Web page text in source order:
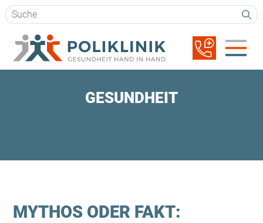
Suchbegriffe
Navigation
überspringen
GESUNDHEIT
MYTHOS ODER FAKT: